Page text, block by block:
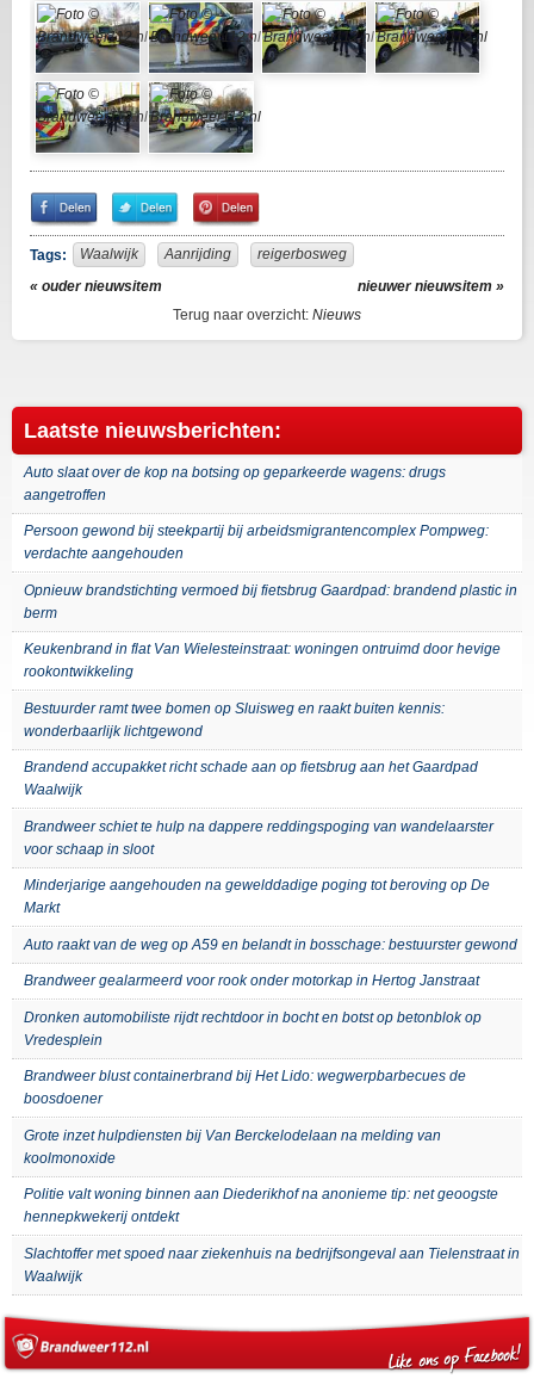
Share
on
Facebook
Share
on
Twitter
Pin
It!
Tags: Waalwijk Aanrijding
reigerbosweg
« ouder nieuwsitem
nieuwer nieuwsitem »
Terug naar overzicht: Nieuws
Laatste nieuwsberichten:
Auto slaat over de kop na botsing op geparkeerde wagens: drugs
aangetroffen
Persoon gewond bij steekpartij bij arbeidsmigrantencomplex Pompweg:
verdachte aangehouden
Opnieuw brandstichting vermoed bij fietsbrug Gaardpad: brandend plastic in
berm
Keukenbrand in flat Van Wielesteinstraat: woningen ontruimd door hevige
rookontwikkeling
Bestuurder ramt twee bomen op Sluisweg en raakt buiten kennis:
wonderbaarlijk lichtgewond
Brandend accupakket richt schade aan op fietsbrug aan het Gaardpad
Waalwijk
Brandweer schiet te hulp na dappere reddingspoging van wandelaarster
voor schaap in sloot
Minderjarige aangehouden na gewelddadige poging tot beroving op De
Markt
Auto raakt van de weg op A59 en belandt in bosschage: bestuurster gewond
Brandweer gealarmeerd voor rook onder motorkap in Hertog Janstraat
Dronken automobiliste rijdt rechtdoor in bocht en botst op betonblok op
Vredesplein
Brandweer blust containerbrand bij Het Lido: wegwerpbarbecues de
boosdoener
Grote inzet hulpdiensten bij Van Berckelodelaan na melding van
koolmonoxide
Politie valt woning binnen aan Diederikhof na anonieme tip: net geoogste
hennepkwekerij ontdekt
Slachtoffer met spoed naar ziekenhuis na bedrijfsongeval aan Tielenstraat in
Waalwijk